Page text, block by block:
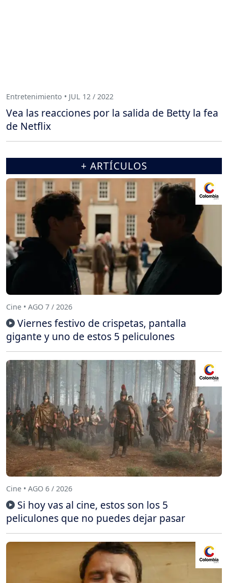
Entretenimiento • JUL 12 / 2022
Vea las reacciones por la salida de Betty la fea
de Netflix
+ ARTÍCULOS
Cine • AGO 7 / 2026
Viernes festivo de crispetas, pantalla
gigante y uno de estos 5 peliculones
Cine • AGO 6 / 2026
Si hoy vas al cine, estos son los 5
peliculones que no puedes dejar pasar